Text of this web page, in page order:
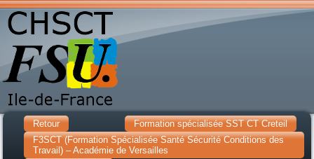
Retour
Formation spécialisée SST CT Creteil
F3SCT (Formation Spécialisée Santé Sécurité Conditions des
Travail) – Académie de Versailles